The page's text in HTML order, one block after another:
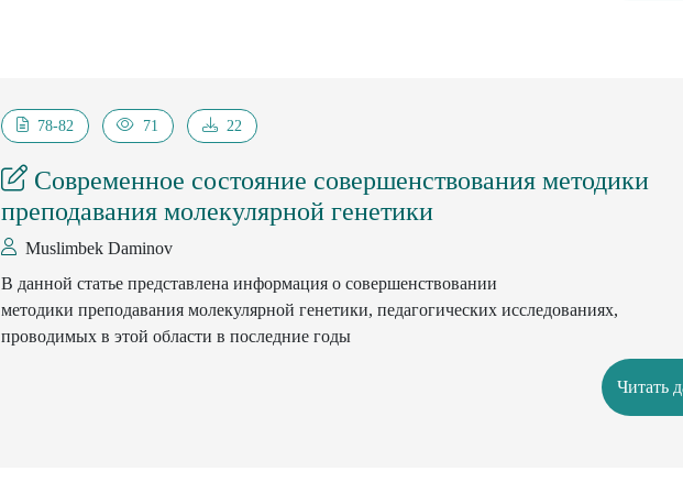
78-82 71 22
Современное состояние совершенствования методики
преподавания молекулярной генетики
Muslimbek Daminov
В данной статье представлена информация о совершенствовании
методики преподавания молекулярной генетики, педагогических исследованиях,
проводимых в этой области в последние годы
Читать